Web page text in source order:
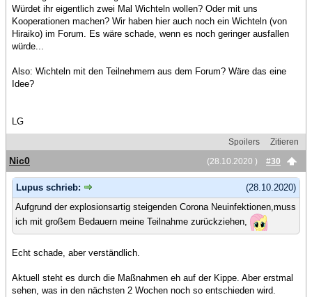
Würdet ihr eigentlich zwei Mal Wichteln wollen? Oder mit uns
Kooperationen machen? Wir haben hier auch noch ein Wichteln (von
Hiraiko) im Forum. Es wäre schade, wenn es noch geringer ausfallen
würde...
Also: Wichteln mit den Teilnehmern aus dem Forum? Wäre das eine
Idee?
LG
Spoilers
Zitieren
(28.10.2020 )
#30
Nic0
(28.10.2020)
Lupus schrieb:
Aufgrund der explosionsartig steigenden Corona Neuinfektionen,muss
ich mit großem Bedauern meine Teilnahme zurückziehen,
Echt schade, aber verständlich.
Aktuell steht es durch die Maßnahmen eh auf der Kippe. Aber erstmal
sehen, was in den nächsten 2 Wochen noch so entschieden wird.